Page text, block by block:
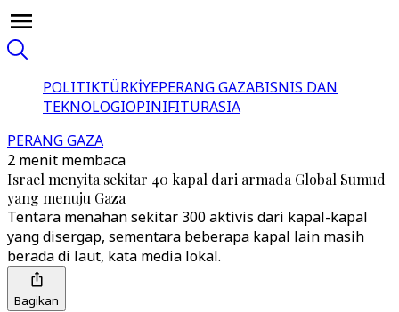
POLITIKTÜRKİYEPERANG GAZABISNIS DAN
TEKNOLOGIOPINIFITURASIA
PERANG GAZA
2 menit membaca
Israel menyita sekitar 40 kapal dari armada Global Sumud
yang menuju Gaza
Tentara menahan sekitar 300 aktivis dari kapal-kapal
yang disergap, sementara beberapa kapal lain masih
berada di laut, kata media lokal.
Bagikan